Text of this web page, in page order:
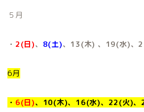
５月
・ 2(日)、 8(土)、13(木) 、19(水)、
6月
・ 6(日)、10(木)、16(水)、22(火)、